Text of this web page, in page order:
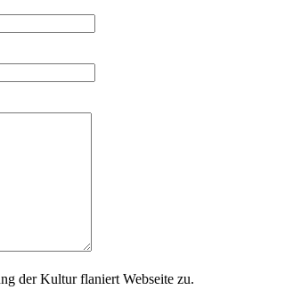
der Kultur flaniert Webseite zu.